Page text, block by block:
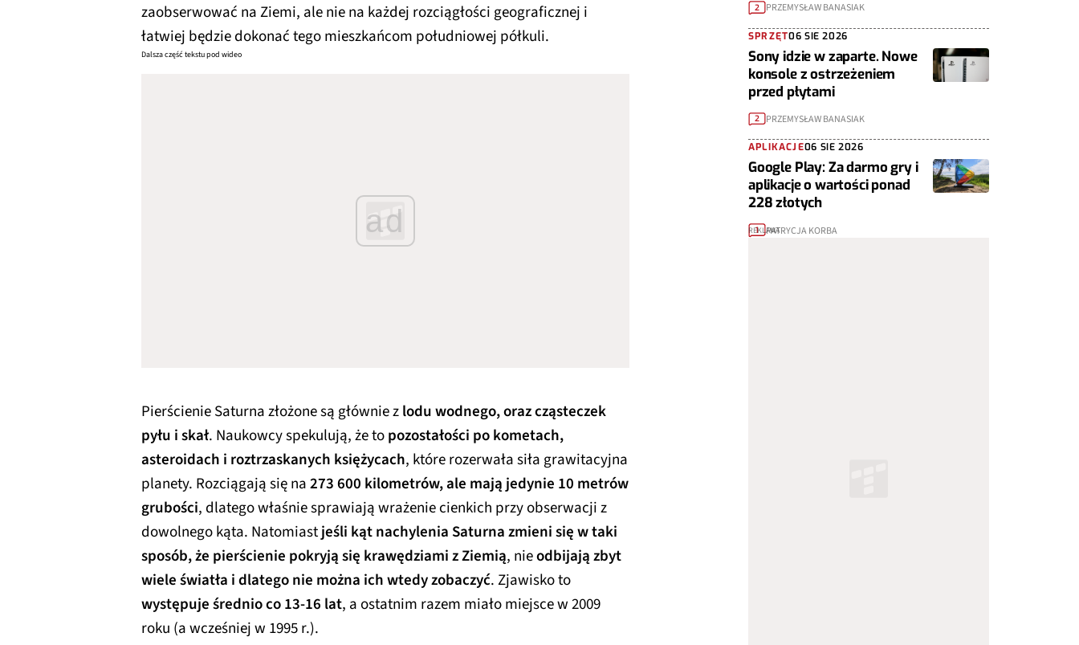
zaobserwować na Ziemi, ale nie na każdej rozciągłości geograficznej i
łatwiej będzie dokonać tego mieszkańcom południowej półkuli.
Dalsza część tekstu pod wideo
ad
Pierścienie Saturna złożone są głównie zlodu wodnego, oraz cząsteczek
pyłu i skał. Naukowcy spekulują, że topozostałości po kometach,
asteroidach i roztrzaskanych księżycach, które rozerwała siła grawitacyjna
planety. Rozciągają się na273 600 kilometrów, ale mają jedynie 10 metrów
grubości, dlatego właśnie sprawiają wrażenie cienkich przy obserwacji z
dowolnego kąta. Natomiastjeśli kąt nachylenia Saturna zmieni się w taki
sposób, że pierścienie pokryją się krawędziami z Ziemią, nieodbijają zbyt
wiele światła i dlatego nie można ich wtedy zobaczyć. Zjawisko to
występuje średnio co 13-16 lat, a ostatnim razem miało miejsce w 2009
roku (a wcześniej w 1995 r.).
2 PRZEMYSŁAW BANASIAK
SPRZĘT06 SIE 2026
Sony idzie w zaparte. Nowe
konsole z ostrzeżeniem
przed płytami
2 PRZEMYSŁAW BANASIAK
APLIKACJE06 SIE 2026
Google Play: Za darmo gry i
aplikacje o wartości ponad
228 złotych
1 PATRYCJA KORBA